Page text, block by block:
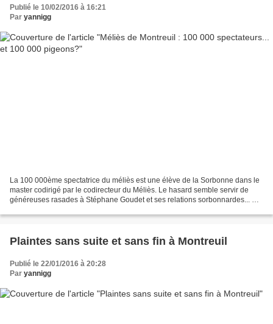
Publié le 10/02/2016 à 16:21
Par yannigg
La 100 000ème spectatrice du méliès est une élève de la Sorbonne dans le
master codirigé par le codirecteur du Méliès. Le hasard semble servir de
généreuses rasades à Stéphane Goudet et ses relations sorbonnardes... A
Plaintes sans suite et sans fin à Montreuil
Publié le 22/01/2016 à 20:28
Par yannigg